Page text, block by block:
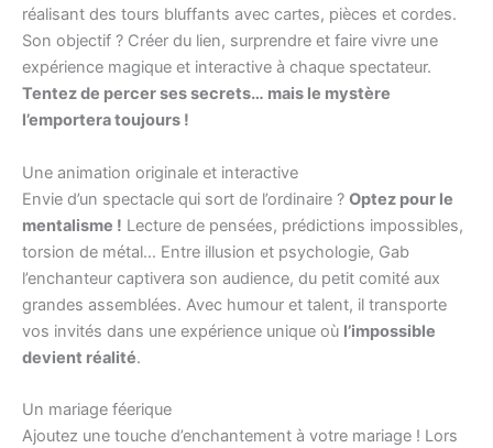
réalisant des tours bluffants avec cartes, pièces et cordes.
Son objectif ? Créer du lien, surprendre et faire vivre une
expérience magique et interactive à chaque spectateur.
Tentez de percer ses secrets… mais le mystère
l’emportera toujours !
Une animation originale et interactive
Envie d’un spectacle qui sort de l’ordinaire ? Optez pour le
mentalisme ! Lecture de pensées, prédictions impossibles,
torsion de métal… Entre illusion et psychologie, Gab
l’enchanteur captivera son audience, du petit comité aux
grandes assemblées. Avec humour et talent, il transporte
vos invités dans une expérience unique où l’impossible
devient réalité.
Un mariage féerique
Ajoutez une touche d’enchantement à votre mariage ! Lors